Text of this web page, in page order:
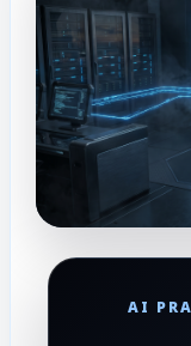
AI